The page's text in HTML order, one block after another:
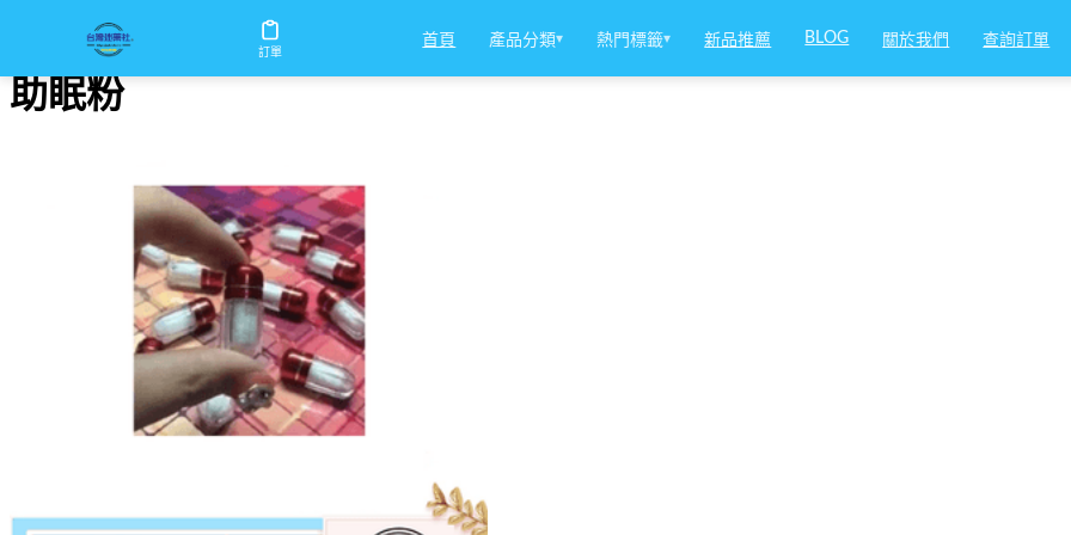
訂單
首頁 產品分類▾ 熱門標籤▾ 新品推薦 BLOG 關於我們 查詢訂單
助眠粉
助眠粉